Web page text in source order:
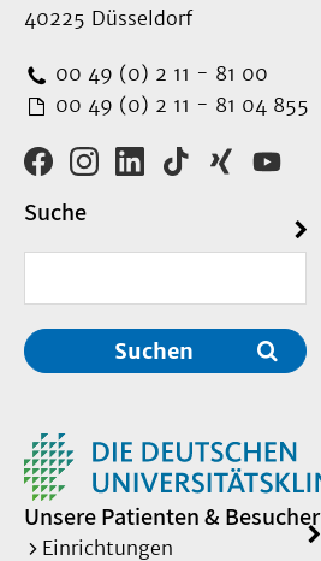
40225 Düsseldorf
00 49 (0) 2 11 - 81 00
00 49 (0) 2 11 - 81 04 855
Suche
Suchen
Unsere Patienten & Besucher
Einrichtungen